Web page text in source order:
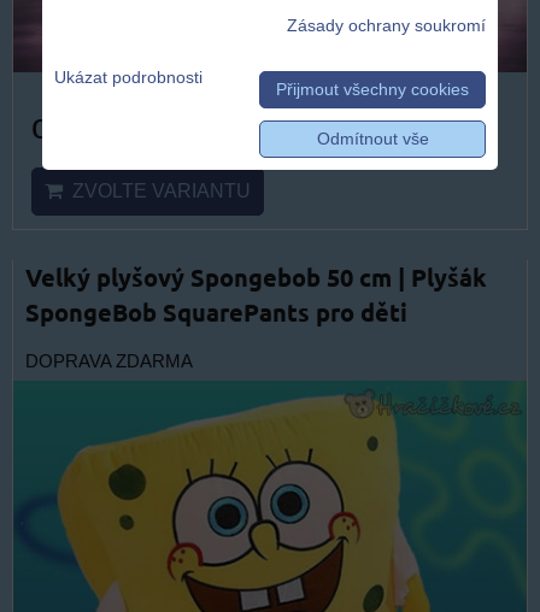
od 499 Kč
ZVOLTE VARIANTU
Velký plyšový Spongebob 50 cm | Plyšák
SpongeBob SquarePants pro děti
DOPRAVA ZDARMA
Zásady ochrany soukromí
Ukázat podrobnosti
Přijmout všechny cookies
Odmítnout vše